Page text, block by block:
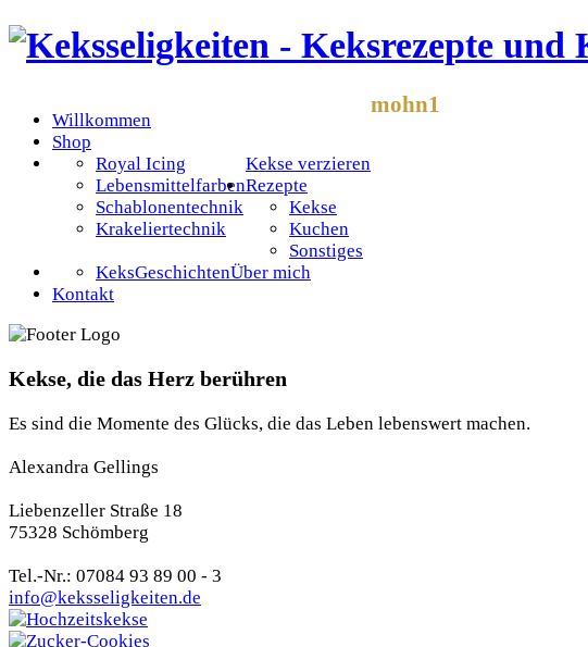
Willkommen
Shop
Kekse verzieren
Royal Icing
Lebensmittelfarben
Schablonentechnik
Krakeliertechnik
Rezepte
Kekse
Kuchen
Sonstiges
Über mich
KeksGeschichten
Kontakt
mohn1
Kekse, die das Herz berühren
Es sind die Momente des Glücks, die das Leben lebenswert machen.
Alexandra Gellings
Liebenzeller Straße 18
75328 Schömberg
Tel.-Nr.: 07084 93 89 00 - 3
info@keksseligkeiten.de